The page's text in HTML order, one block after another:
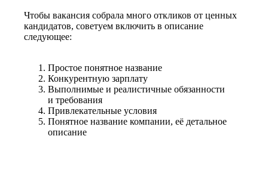
Чтобы вакансия собрала много откликов от ценных
кандидатов, советуем включить в описание
следующее:
Простое понятное название
Конкурентную зарплату
Выполнимые и реалистичные обязанности
и требования
Привлекательные условия
Понятное название компании, её детальное
описание